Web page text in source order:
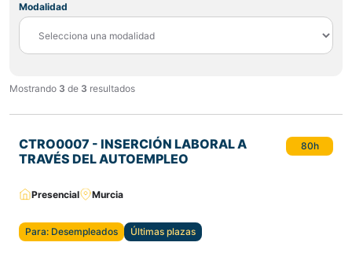
Modalidad
Mostrando 3 de 3 resultados
CTRO0007 - INSERCIÓN LABORAL A
TRAVÉS DEL AUTOEMPLEO
80h
Presencial Murcia
Para: Desempleados Últimas plazas